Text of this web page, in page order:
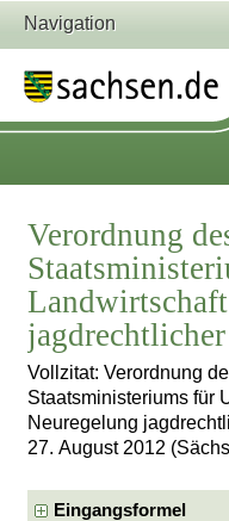
Navigation
Verordnung
Vollzitat: Verordnung
Staatsministeriums für
Neuregelung
27. August 2012
Eingangsformel